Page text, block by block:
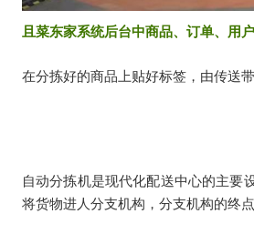
且菜东家系统后台中商品、订单、用
在分拣好的商品上贴好标签，由传送
自动分拣机是现代化配送中心的主要
将货物进人分支机构，分支机构的终